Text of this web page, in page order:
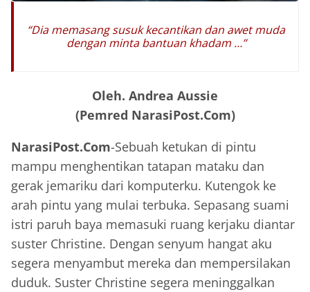
“Dia memasang susuk kecantikan dan awet muda
dengan minta bantuan khadam …”
Oleh. Andrea Aussie
(Pemred NarasiPost.Com)
NarasiPost.Com-Sebuah ketukan di pintu
mampu menghentikan tatapan mataku dan
gerak jemariku dari komputerku. Kutengok ke
arah pintu yang mulai terbuka. Sepasang suami
istri paruh baya memasuki ruang kerjaku diantar
suster Christine. Dengan senyum hangat aku
segera menyambut mereka dan mempersilakan
duduk. Suster Christine segera meninggalkan